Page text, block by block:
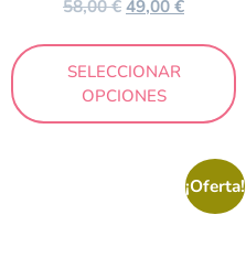
58,00€49,00€
SELECCIONAR
OPCIONES
¡Oferta!